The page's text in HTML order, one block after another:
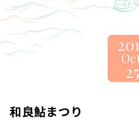
25
和良鮎まつり